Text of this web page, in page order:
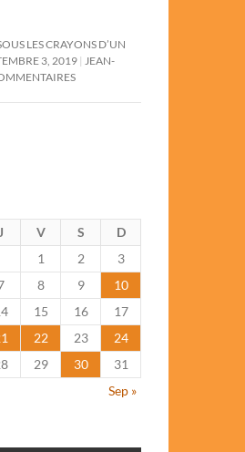
LES CRAYONS D’UN
3, 2019
JEAN-
J V S
D
1
2
3
8 9
10
15 16
17
22 23
24
29 30
31
Sep »